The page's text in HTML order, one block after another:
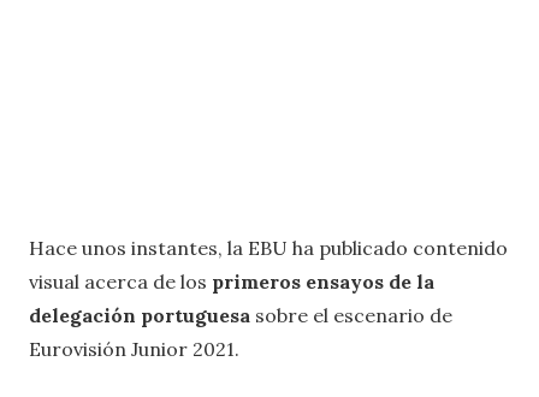
Hace unos instantes, la EBU ha publicado contenido
visual acerca de los primeros ensayos de la
delegación portuguesa sobre el escenario de
Eurovisión Junior 2021.